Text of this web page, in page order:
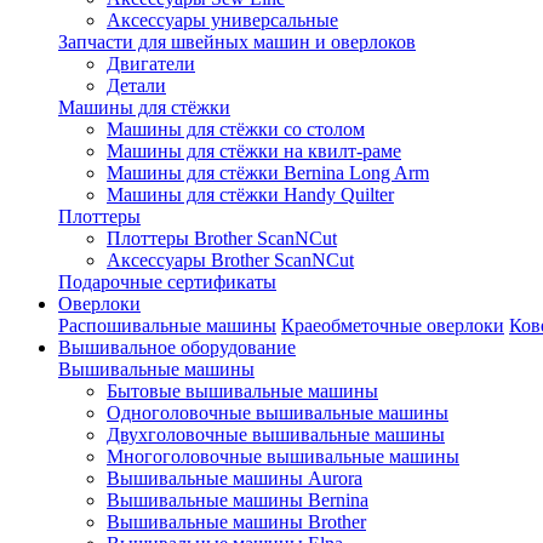
Аксессуары универсальные
Запчасти для швейных машин и оверлоков
Двигатели
Детали
Машины для стёжки
Машины для стёжки со столом
Машины для стёжки на квилт-раме
Машины для стёжки Bernina Long Arm
Машины для стёжки Handy Quilter
Плоттеры
Плоттеры Brother ScanNCut
Аксессуары Brother ScanNCut
Подарочные сертификаты
Оверлоки
Распошивальные машины Краеобметочные оверлоки
Вышивальное оборудование
Вышивальные машины
Бытовые вышивальные машины
Одноголовочные вышивальные машины
Двухголовочные вышивальные машины
Многоголовочные вышивальные машины
Вышивальные машины Aurora
Вышивальные машины Bernina
Вышивальные машины Brother